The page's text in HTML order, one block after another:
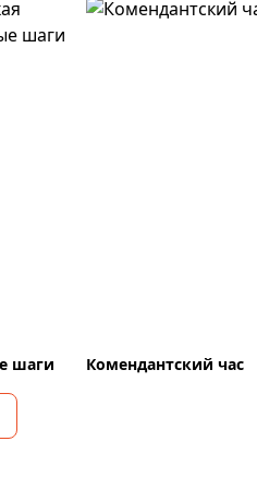
шаги
Комендантский час